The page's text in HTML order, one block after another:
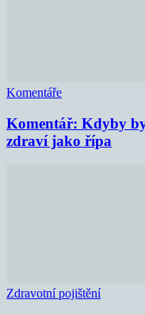
Komentáře
Komentář: Kdyby
zdraví jako řípa
Zdravotní pojištění